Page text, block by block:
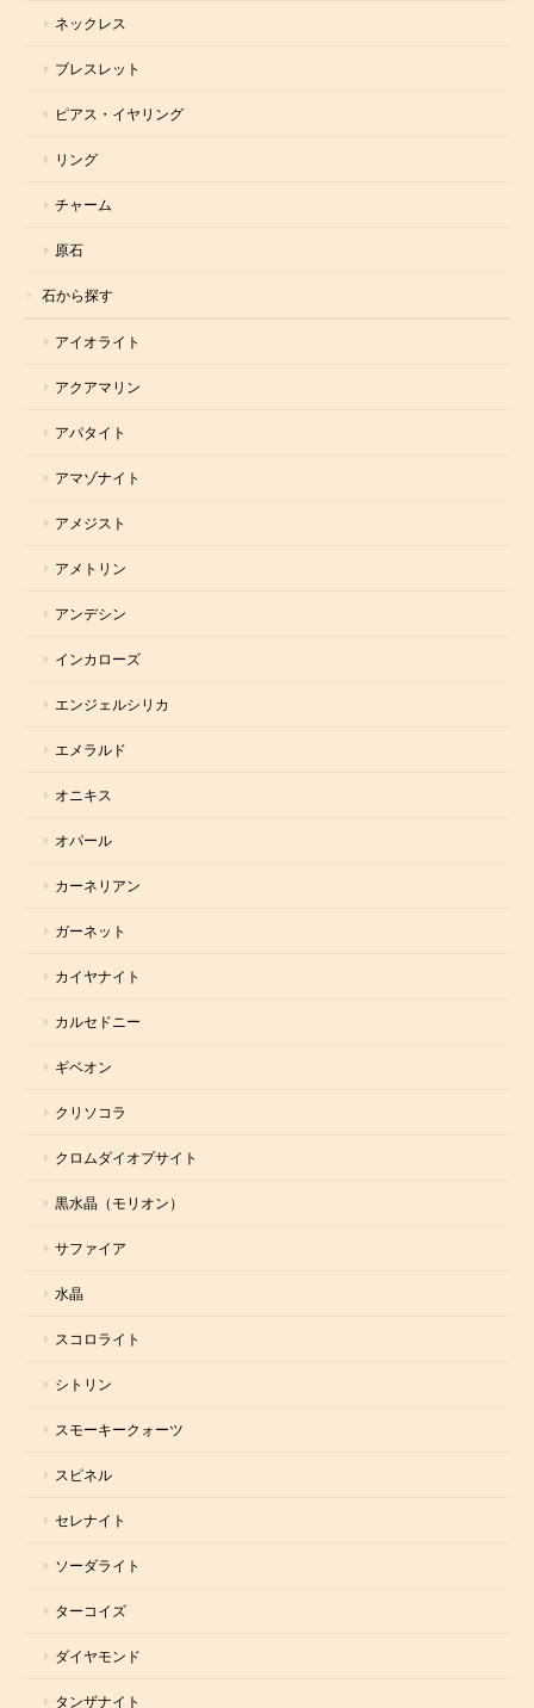
ネックレス
ブレスレット
ピアス・イヤリング
リング
チャーム
原石
石から探す
アイオライト
アクアマリン
アパタイト
アマゾナイト
アメジスト
アメトリン
アンデシン
インカローズ
エンジェルシリカ
エメラルド
オニキス
オパール
カーネリアン
ガーネット
カイヤナイト
カルセドニー
ギベオン
クリソコラ
クロムダイオプサイト
黒水晶（モリオン）
サファイア
水晶
スコロライト
シトリン
スモーキークォーツ
スピネル
セレナイト
ソーダライト
ターコイズ
ダイヤモンド
タンザナイト